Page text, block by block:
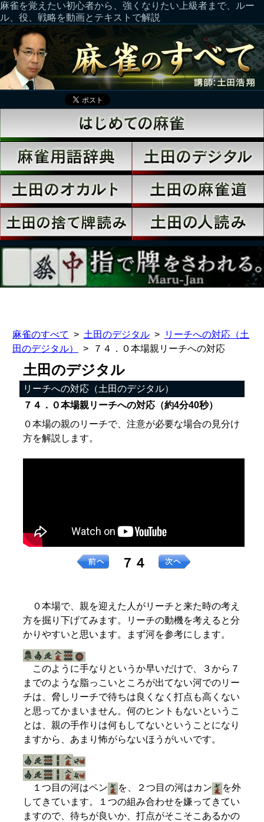
麻雀を覚えたい初心者から、強くなりたい上級者まで、ルー
ル、役、戦略を動画とテキストで解説
麻雀のすべて 土田のデジタル
リーチへの対応（土
田のデジタル）
７４．０本場親リーチへの対応
土田のデジタル
リーチへの対応（土田のデジタル）
７４．０本場親リーチへの対応（約4分40秒）
０本場の親のリーチで、注意が必要な場合の見分け
方を解説します。
７４
０本場で、親を迎えた人がリーチと来た時の考え
方を掘り下げてみます。リーチの動機を考えると分
かりやすいと思います。まず河を参考にします。
このように手なりというか早いだけで、３から７
までのような脂っこいところが出てない河でのリー
チは、脅しリーチで待ちは良くなく打点も高くない
と思ってかまいません。何のヒントもないというこ
とは、親の手作りは何もしてないということになり
ますから、あまり怖がらないほうがいいです。
１つ目の河はペン を、２つ目の河はカン
を外
してきています。１つの組み合わせを嫌ってきてい
ますので、待ちが良いか、打点がそこそこあるかの